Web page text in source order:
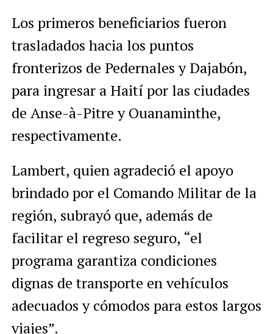
Los primeros beneficiarios fueron
trasladados hacia los puntos
fronterizos de Pedernales y Dajabón,
para ingresar a Haití por las ciudades
de Anse-à-Pitre y Ouanaminthe,
respectivamente.
Lambert, quien agradeció el apoyo
brindado por el Comando Militar de la
región, subrayó que, además de
facilitar el regreso seguro, “el
programa garantiza condiciones
dignas de transporte en vehículos
adecuados y cómodos para estos largos
viajes”.